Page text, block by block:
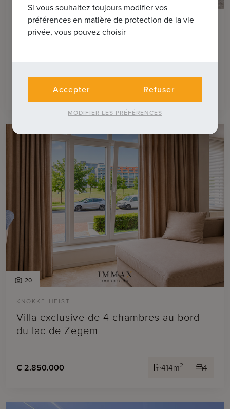
SLUIS (NEDERLAND)
Villa exclusive sur un grand terrain avec
€ 1.750.000 1660m
20
KNOKKE-HEIST
Villa exclusive de 4 chambres au bord
du lac de Zegem
€ 2.850.000 414m2 4
Si vous souhaitez toujours modifier vos
préférences en matière de protection de la vie
privée, vous pouvez choisir
Accepter Refuser
MODIFIER LES PRÉFÉRENCES